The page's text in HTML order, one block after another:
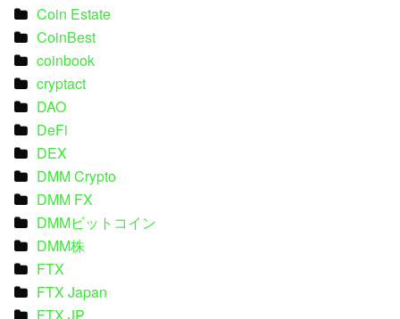
Coin Estate
CoinBest
coinbook
cryptact
DAO
DeFi
DEX
DMM Crypto
DMM FX
DMMビットコイン
DMM株
FTX
FTX Japan